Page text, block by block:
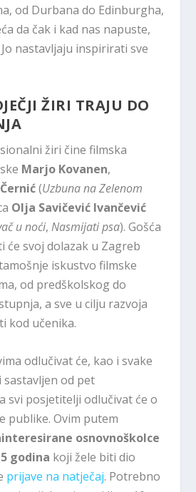
od Durbana do Edinburgha,
da čak i kad nas napuste,
nastavljaju inspirirati sve
ŽIRI TRAJU DO
žiri čine filmska
Marjo Kovanen,
(Uzbuna na Zelenom
Olja Savičević Ivančević
u noći,Nasmijati psa). Gošća
će svoj dolazak u Zagreb
iskustvo filmske
od predškolskog do
a sve u cilju razvoja
kod učenika.
odlučivat će, kao i svake
sastavljen od pet
svi posjetitelji odlučivat će o
publike. Ovim putem
osnovnoškolce
godina koji žele biti dio
prijave na natječaj. Potrebno